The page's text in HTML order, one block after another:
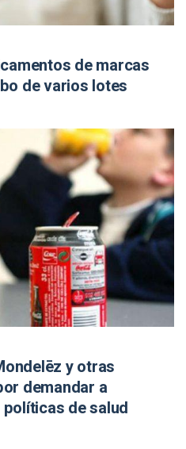
de marcas
de varios lotes
y otras
demandar a
de salud